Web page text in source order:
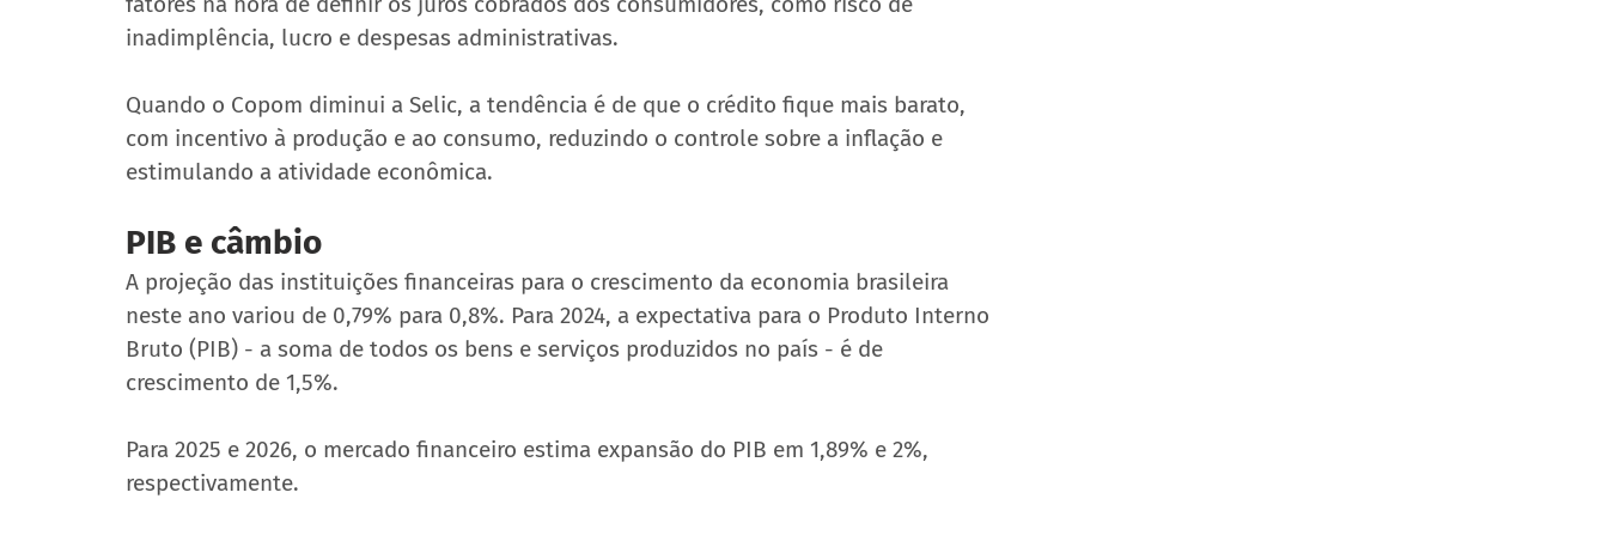
inadimplência, lucro e despesas administrativas.
Quando o Copom diminui a Selic, a tendência é de que o crédito fique mais barato,
com incentivo à produção e ao consumo, reduzindo o controle sobre a inflação e
estimulando a atividade econômica.
PIB e câmbio
A projeção das instituições financeiras para o crescimento da economia brasileira
neste ano variou de 0,79% para 0,8%. Para 2024, a expectativa para o Produto Interno
Bruto (PIB) - a soma de todos os bens e serviços produzidos no país - é de
crescimento de 1,5%.
Para 2025 e 2026, o mercado financeiro estima expansão do PIB em 1,89% e 2%,
respectivamente.